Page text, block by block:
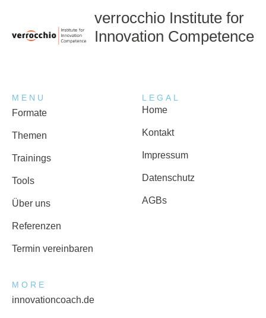
verrocchio Institute for
Innovation Competence
MENU
Formate
Themen
Trainings
Tools
Über uns
Referenzen
Termin vereinbaren
LEGAL
Home
Kontakt
Impressum
Datenschutz
AGBs
MORE
innovationcoach.de